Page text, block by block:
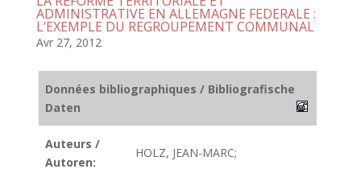
ADMINISTRATIVE EN ALLEMAGNE FEDERALE :
L’EXEMPLE DU REGROUPEMENT COMMUNAL
Avr 27, 2012
Données bibliographiques / Bibliografische
Daten
Auteurs /
Autoren:
HOLZ, JEAN-MARC;